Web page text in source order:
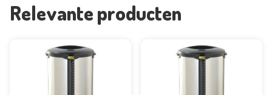
Relevante producten